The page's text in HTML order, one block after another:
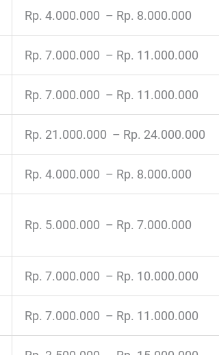
Rp. 4.000.000 – Rp. 8.000.000
Rp. 7.000.000 – Rp. 11.000.000
Rp. 7.000.000 – Rp. 11.000.000
Rp. 21.000.000 – Rp. 24.000.000
Rp. 4.000.000 – Rp. 8.000.000
Rp. 5.000.000 – Rp. 7.000.000
Rp. 7.000.000 – Rp. 10.000.000
Rp. 7.000.000 – Rp. 11.000.000